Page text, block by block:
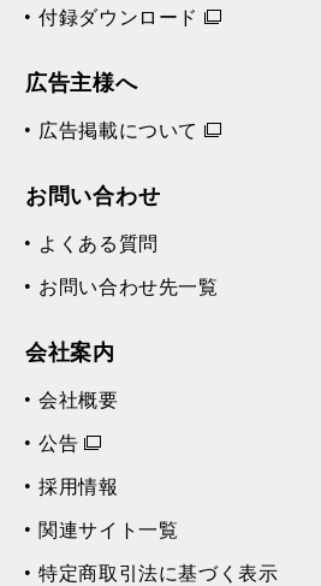
付録ダウンロード
広告主様へ
広告掲載について
お問い合わせ
よくある質問
お問い合わせ先一覧
会社案内
会社概要
公告
採用情報
関連サイト一覧
特定商取引法に基づく表示